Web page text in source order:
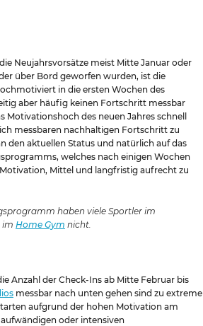
Neujahrsvorsätze meist Mitte Januar oder
über Bord geworfen wurden, ist die
in die ersten Wochen des
aber häufig keinen Fortschritt messbar
Motivationshoch des neuen Jahres schnell
messbaren nachhaltigen Fortschritt zu
den aktuellen Status und natürlich auf das
welches nach einigen Wochen
Mittel und langfristig aufrecht zu
haben viele Sportler im
im Home Gym nicht.
Anzahl der Check-Ins ab Mitte Februar bis
messbar nach unten gehen sind zu extreme
aufgrund der hohen Motivation am
oder intensiven